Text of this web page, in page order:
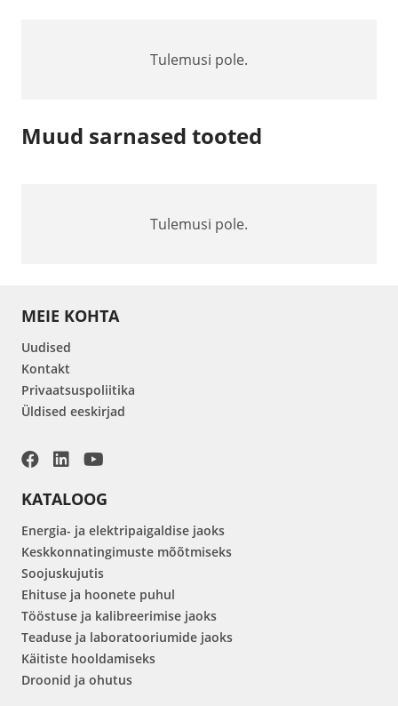
Tulemusi pole.
Muud sarnased tooted
Tulemusi pole.
MEIE KOHTA
Uudised
Kontakt
Privaatsuspoliitika
Üldised eeskirjad
KATALOOG
Energia- ja elektripaigaldise jaoks
Keskkonnatingimuste mõõtmiseks
Soojuskujutis
Ehituse ja hoonete puhul
Tööstuse ja kalibreerimise jaoks
Teaduse ja laboratooriumide jaoks
Käitiste hooldamiseks
Droonid ja ohutus